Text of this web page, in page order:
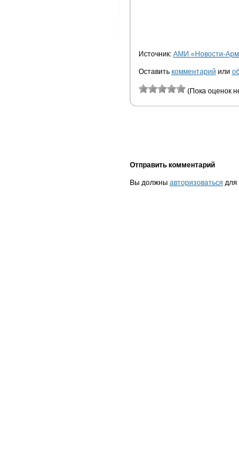
Источник: АМИ «Новости-
Оставить комментарий или
(Пока оценок
Отправить комментарий
Вы должны авторизоваться для